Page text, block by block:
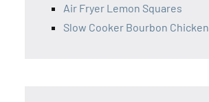
Air Fryer Lemon Squares
Slow Cooker Bourbon Chicken